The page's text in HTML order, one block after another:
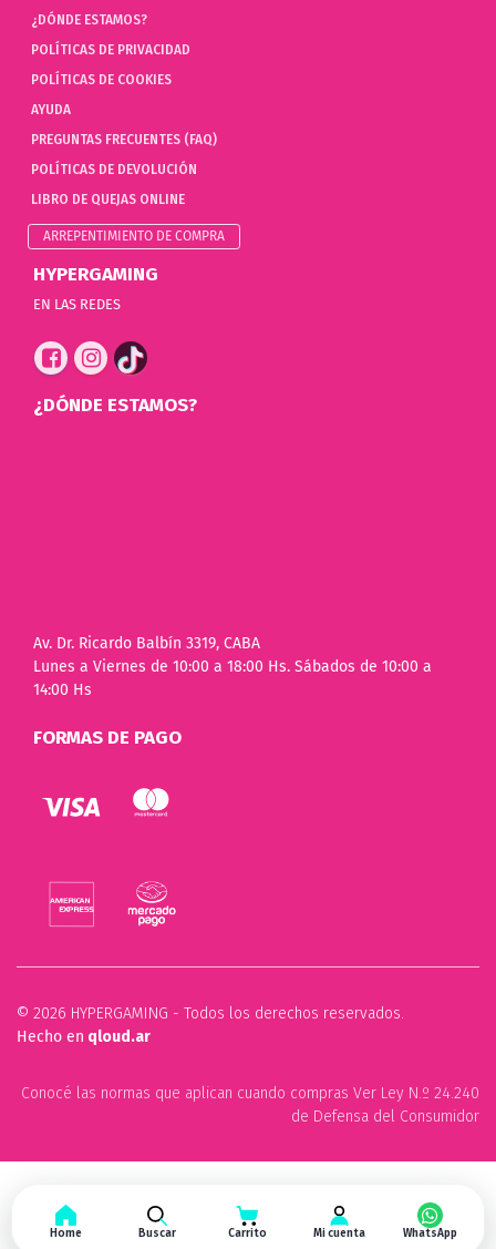
¿DÓNDE ESTAMOS?
POLÍTICAS DE PRIVACIDAD
POLÍTICAS DE COOKIES
AYUDA
PREGUNTAS FRECUENTES (FAQ)
POLÍTICAS DE DEVOLUCIÓN
LIBRO DE QUEJAS ONLINE
ARREPENTIMIENTO DE COMPRA
HYPERGAMING
EN LAS REDES
¿DÓNDE ESTAMOS?
Av. Dr. Ricardo Balbín 3319, CABA
Lunes a Viernes de 10:00 a 18:00 Hs. Sábados de 10:00 a
14:00 Hs
FORMAS DE PAGO
© 2026 HYPERGAMING - Todos los derechos reservados.
Hecho en qloud.ar
Conocé las normas que aplican cuando compras Ver Ley N.º 24.240
de Defensa del Consumidor
Home Buscar Carrito Mi cuenta